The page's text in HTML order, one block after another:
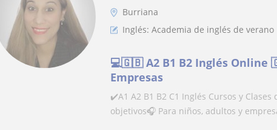
Burriana
Inglés: Academia de inglés de verano
💻🇬🇧 A2 B1 B2 Inglés Online
Empresas
✔️A1 A2 B1 B2 C1 Inglés Cursos y
objetivos🎧 Para niños, adultos y